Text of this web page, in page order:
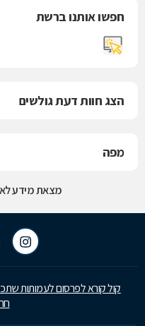
חפשו אותנו ברשת
הצג חוות דעת גולשים
מפה
מצאת מידע לא
קול קורא לפרסום לעמותות